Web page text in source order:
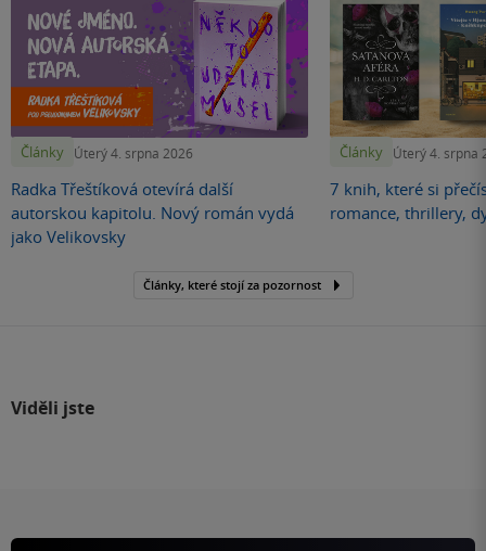
Články Úterý 4. srpna 2026
Radka Třeštíková otevírá další
autorskou kapitolu. Nový román vydá
jako Velikovsky
Články Úterý 4. srpna
7 knih, které si
romance, thrillery,
Články, které stojí za pozornost
Viděli jste